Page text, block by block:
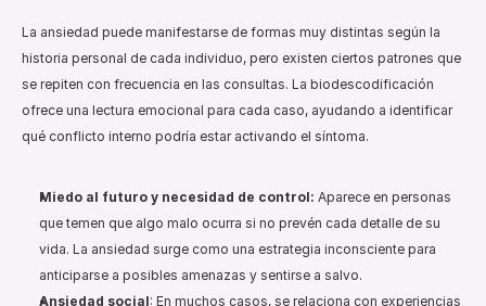
La ansiedad puede manifestarse de formas muy distintas según la
historia personal de cada individuo, pero existen ciertos patrones que
se repiten con frecuencia en las consultas. La biodescodificación
ofrece una lectura emocional para cada caso, ayudando a identificar
qué conflicto interno podría estar activando el síntoma.
Miedo al futuro y necesidad de control: Aparece en personas
que temen que algo malo ocurra si no prevén cada detalle de su
vida. La ansiedad surge como una estrategia inconsciente para
anticiparse a posibles amenazas y sentirse a salvo.
Ansiedad social: En muchos casos, se relaciona con experiencias